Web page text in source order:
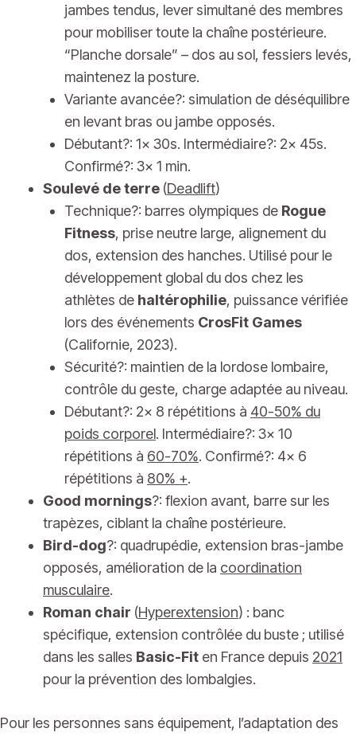
jambes tendus, lever simultané des membres
pour mobiliser toute la chaîne postérieure.
“Planche dorsale” – dos au sol, fessiers levés,
maintenez la posture.
Variante avancée?: simulation de déséquilibre
en levant bras ou jambe opposés.
Débutant?: 1x 30s. Intermédiaire?: 2x 45s.
Confirmé?: 3x 1 min.
Soulevé de terre (Deadlift)
Technique?: barres olympiques de Rogue
Fitness, prise neutre large, alignement du
dos, extension des hanches. Utilisé pour le
développement global du dos chez les
athlètes de haltérophilie, puissance vérifiée
lors des événements CrosFit Games
(Californie, 2023).
Sécurité?: maintien de la lordose lombaire,
contrôle du geste, charge adaptée au niveau.
Débutant?: 2x 8 répétitions à 40-50% du
poids corporel. Intermédiaire?: 3x 10
répétitions à 60-70%. Confirmé?: 4x 6
répétitions à 80% +.
Good mornings?: flexion avant, barre sur les
trapèzes, ciblant la chaîne postérieure.
Bird-dog?: quadrupédie, extension bras-jambe
opposés, amélioration de la coordination
musculaire.
Roman chair (Hyperextension) : banc
spécifique, extension contrôlée du buste ; utilisé
dans les salles Basic-Fit en France depuis 2021
pour la prévention des lombalgies.
Pour les personnes sans équipement, l’adaptation des